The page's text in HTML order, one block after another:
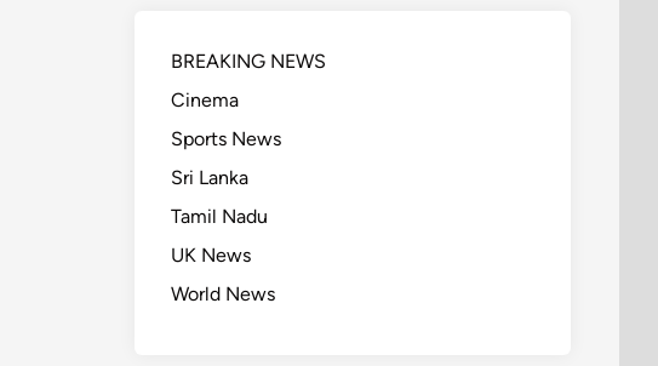
BREAKING NEWS
Cinema
Sports News
Sri Lanka
Tamil Nadu
UK News
World News